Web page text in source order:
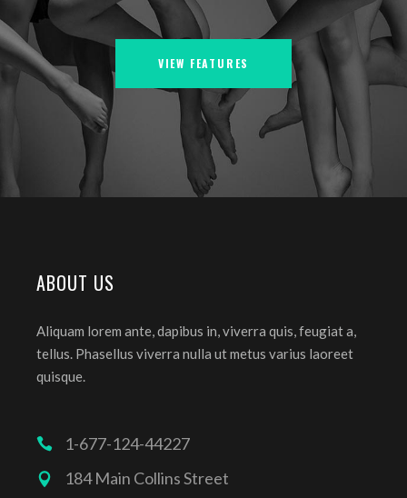
VIEW FEATURES
ABOUT US
Aliquam lorem ante, dapibus in, viverra quis, feugiat a,
tellus. Phasellus viverra nulla ut metus varius laoreet
quisque.
1-677-124-44227
184 Main Collins Street